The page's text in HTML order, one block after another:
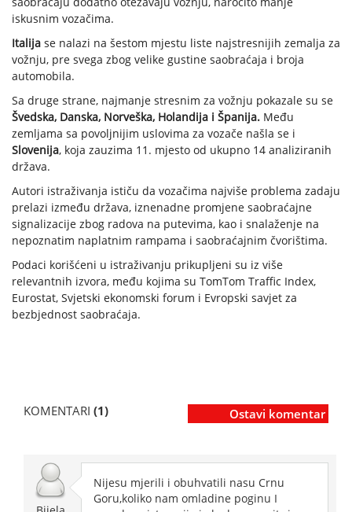
iskusnim vozačima.
Italija se nalazi na šestom mjestu liste najstresnijih zemalja za
vožnju, pre svega zbog velike gustine saobraćaja i broja
automobila.
Sa druge strane, najmanje stresnim za vožnju pokazale su se
Švedska, Danska, Norveška, Holandija i Španija. Među
zemljama sa povoljnijim uslovima za vozače našla se i
Slovenija, koja zauzima 11. mjesto od ukupno 14 analiziranih
država.
Autori istraživanja ističu da vozačima najviše problema zadaju
prelazi između država, iznenadne promjene saobraćajne
signalizacije zbog radova na putevima, kao i snalaženje na
nepoznatim naplatnim rampama i saobraćajnim čvorištima.
Podaci korišćeni u istraživanju prikupljeni su iz više
relevantnih izvora, među kojima su TomTom Traffic Index,
Eurostat, Svjetski ekonomski forum i Evropski savjet za
bezbjednost saobraćaja.
KOMENTARI (1) Ostavi komentar
Nijesu mjerili i obuhvatili nasu Crnu
Goru,koliko nam omladine poginu I